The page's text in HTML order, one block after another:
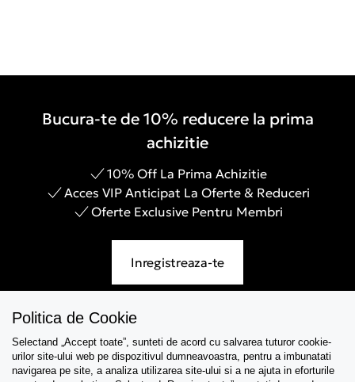
Bucura-te de 10% reducere la prima
achizitie
10% Off La Prima Achizitie
Acces VIP Anticipat La Oferte & Reduceri
Oferte Exclusive Pentru Membri
Inregistreaza-te
Asistenta
Politica de Cookie
Selectand „Accept toate”, sunteti de acord cu salvarea tuturor cookie-
urilor site-ului web pe dispozitivul dumneavoastra, pentru a imbunatati
navigarea pe site, a analiza utilizarea site-ului si a ne ajuta in eforturile